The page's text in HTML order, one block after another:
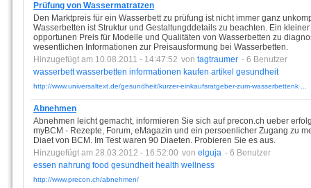
Prüfung von Wassermatratzen
Den Marktpreis für ein Wasserbett zu prüfung ist nicht immer ganz
Wasserbetten ist Struktur und Gestaltungddetails zu beachten. Ein
opportunen Preis für Modelle und Qualitäten von Wasserbetten zu
wesentlichen Informationen zur Preisausformung bei Wasserbetten.
Hinzugefügt am 10.08.2011 - 14:47:52 von tagtraumer - 6 Benutzer
wasserbett wasserbetten informationen kaufen artikel gesundheit
http://www.universaltext.de/gesundheit/kurzer-einkaufsratgeber-zum-wasserbettenk ...
Abnehmen
Abnehmen leicht gemacht, informieren Sie sich auf precon.ch ueber
myBCM - Rezepte, Forum, eMagazin und ein persoenlicher Zugang zu
Diaet von BCM. Im Test waren 90 Diaeten. Probieren Sie es aus.
Hinzugefügt am 28.03.2012 - 16:52:00 von elguja - 6 Benutzer
essen nahrung food gesundheit health wellness
http://www.precon.ch/abnehmen/